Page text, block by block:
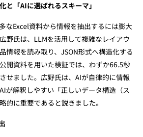
と「AIに選ばれるスキーマ」
なExcel資料から情報を抽出するには膨大
野氏は、LLMを活用して複雑なレイアウ
情報を読み取り、JSON形式へ構造化する
開資料を用いた検証では、わずか66.5秒
せました。広野氏は、AIが自律的に情報
が解釈しやすい「正しいデータ構造（ス
的に重要であると説きました。